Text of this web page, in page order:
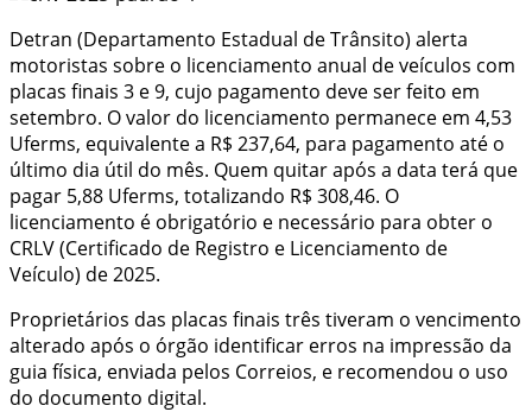
Detran (Departamento Estadual de Trânsito) alerta
motoristas sobre o licenciamento anual de veículos com
placas finais 3 e 9, cujo pagamento deve ser feito em
setembro. O valor do licenciamento permanece em 4,53
Uferms, equivalente a R$ 237,64, para pagamento até o
último dia útil do mês. Quem quitar após a data terá que
pagar 5,88 Uferms, totalizando R$ 308,46. O
licenciamento é obrigatório e necessário para obter o
CRLV (Certificado de Registro e Licenciamento de
Veículo) de 2025.
Proprietários das placas finais três tiveram o vencimento
alterado após o órgão identificar erros na impressão da
guia física, enviada pelos Correios, e recomendou o uso
do documento digital.